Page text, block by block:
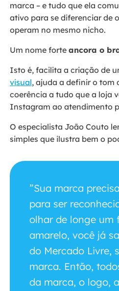
marca – e tudo que ela
ativo para se diferenciar de
operam no mesmo nicho.
Um nome forte ancora o
Isto é, facilita a criação de
visual, ajuda a definir o tom
coerência a tudo que a loja
Instagram ao atendimento
O especialista João Couto
simples que ilustra bem o
”Sua marca
para ser
olhar de longe um
amarelo, você já
do Mercado Livre,
marca. Então,
da marca, o logo,